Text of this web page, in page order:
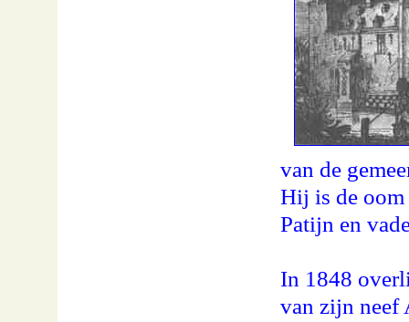
van de
Hij is de
Patijn en
In 1848
van zijn neef